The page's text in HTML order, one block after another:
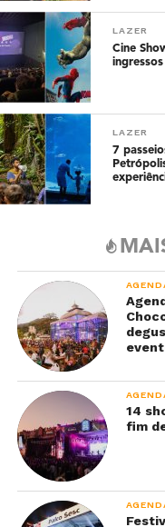
LAZER
Cine
LAZER
7
14
fim